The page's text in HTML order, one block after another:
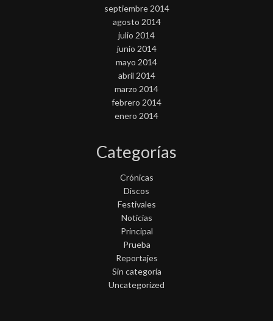
septiembre 2014
agosto 2014
julio 2014
junio 2014
mayo 2014
abril 2014
marzo 2014
febrero 2014
enero 2014
Categorías
Crónicas
Discos
Festivales
Noticias
Principal
Prueba
Reportajes
Sin categoría
Uncategorized